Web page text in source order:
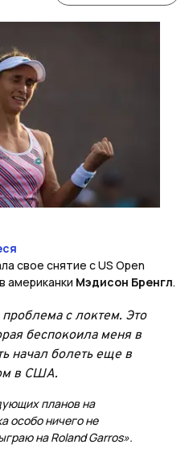
свое снятие с US Open
американки Мэдисон Бренгл.
с локтем. Это
беспокоила меня в
начал болеть еще в
в США.
планов на
особо ничего не
на Roland Garros».